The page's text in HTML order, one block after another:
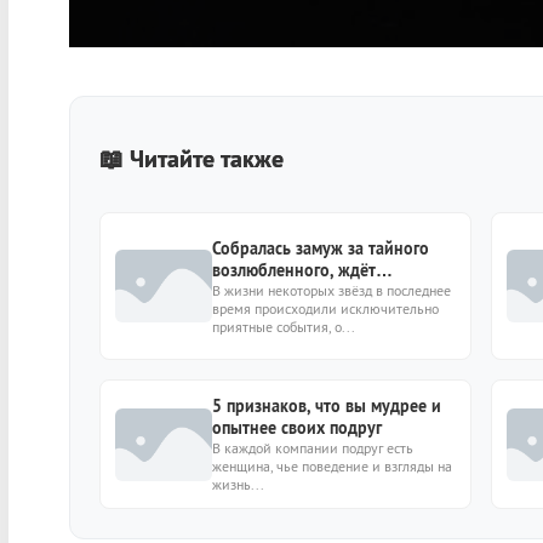
📖 Читайте также
Собралась замуж за тайного
возлюбленного, ждёт
первенца: 7 звёзд с
переменами на личном
В жизни некоторых звёзд в последнее
время происходили исключительно
приятные события, о...
5 признаков, что вы мудрее и
опытнее своих подруг
В каждой компании подруг есть
женщина, чье поведение и взгляды на
жизнь...